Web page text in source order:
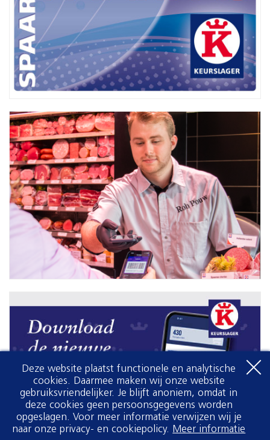
Deze website plaatst functionele en analytische
cookies. Daarmee maken wij onze website
gebruiksvriendelijker. Je blijft anoniem, omdat in
deze cookies geen persoonsgegevens worden
opgeslagen. Voor meer informatie verwijzen wij je
naar onze privacy- en cookiepolicy. Meer informatie